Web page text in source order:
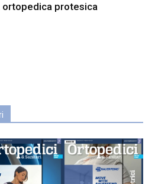
ortopedica protesica